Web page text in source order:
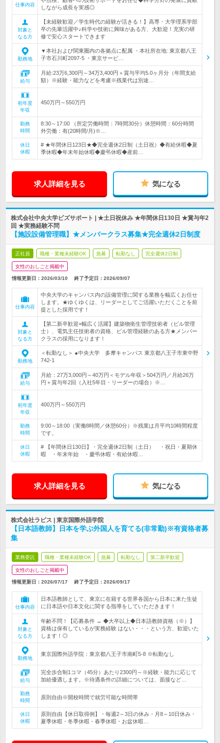
仕事内容
しながら成長を実感◎
対象と
なる方
【未経験歓迎／学生時代の経験が活きる！】高専・大学理系学部
卒の先輩活躍中♪科学や技術に興味がある方、大歓迎！充実の研
修で安心スタートできます
勤務地
▼本社および関東圏内の各拠点に配属 ・本社所在地: 東京都八王
子市石川町2097-5 ・東京サービ…
給与
月給:23万6,300円～34万3,400円＋賞与平均5.0ヶ月分（年間支給
額）※経験・能力などを考慮※残業代は別途…
初年度
年収
450万円～550万円
勤務
時間
8:30～17:00 （所定労働時間：7時間30分）休憩時間：60分時間
外労働：有(20時間/月)※…
休日
休暇
# ★年間休日123日★◆完全週休2日制（土日祝）◆有給休暇◆夏
季休暇◆年末年始休暇◆慶弔休暇◆産前…
求人詳細を見る 気になる
株式会社中央大学ビズサポート | ★土日祝休み ★年間休日130日 ★賞与年2
回 ★実務経験不問
【施設設備管理職】★メンバークラス募集★完全週休2日制度
正社員 職種・業種未経験OK 急募 転勤なし 完全週休2日制
女性のおしごと掲載中
情報更新日：2026/03/10 終了予定日： 2026/09/07
仕事内容
中央大学のキャンパス内の設備管理に関する業務を幅広くお任せ
します。★ゆくゆくは、リーダーとしてご活躍いただくことを前
提とした採用です！
対象と
なる方
【第二新卒歓迎×幅広く活躍】建築物衛生管理技術者（ビル管理
士）、電気主任技術者の資格、ビル管理経験のある方★メンバー
クラスの採用になります！
勤務地
＜転勤なし＞ ●中央大学 多摩キャンパス 東京都八王子市東中野
742-1
給与
月給：27万3,000円～40万円＜モデル年収＞504万円／月給26万
円＋賞与年2回（入社5年目・リーダーの場合）※…
初年度
年収
400万円～550万円
勤務
時間
9:00～18:00（実働8時間／休憩60分）※残業は月平均10時間程度
です。
休日
休暇
# 【年間休日130日】・完全週休2日制（土日） ・祝日・夏期休
暇 ・年末年始 ・慶弔休暇・有給休暇…
求人詳細を見る 気になる
株式会社ラピス | 東京国際外語学院
【日本語教師】日本を学ぶ外国人を育てる(非常勤)※有資格者募
集
業務委託 職種・業種未経験OK 急募 転勤なし 第二新卒歓迎
女性のおしごと掲載中
情報更新日：2026/07/17 終了予定日： 2026/09/17
仕事内容
日本語教師として、東京に在籍する世界各国から日本に来た生徒
に日本語や日本文化に関する指導をしていただきます！
対象と
なる方
年齢不問！【応募条件 → ◆大卒以上◆日本語教師資格（※）】
資格は保有しているが実務経験 はない・・・という方、歓迎いた
します！◎
勤務地
東京国際外語学院：東京都八王子市南町5-8 ※転勤なし
給与
完全歩合制1コマ（45分）あたり2300円～※経験・能力に応じて
加給優遇します。※待遇条件の詳細については、面接など…
勤務
時間
原則自由※開校時間で就労可能な時間帯
休日
休暇
原則自由【休日取得例】・毎週2～3日の休み・月8～10日休み・
夏季休暇・冬季休暇・春季休暇・お盆休暇…